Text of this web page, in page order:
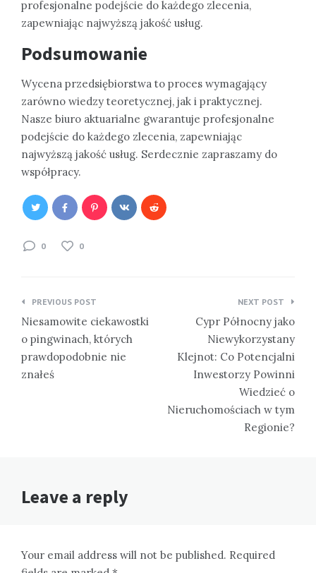
profesjonalne podejście do każdego zlecenia,
zapewniając najwyższą jakość usług.
Podsumowanie
Wycena przedsiębiorstwa to proces wymagający
zarówno wiedzy teoretycznej, jak i praktycznej.
Nasze biuro aktuarialne gwarantuje profesjonalne
podejście do każdego zlecenia, zapewniając
najwyższą jakość usług. Serdecznie zapraszamy do
współpracy.
0 0
Nawigacja
wpisu
PREVIOUS POST
Niesamowite ciekawostki
o pingwinach, których
prawdopodobnie nie
znałeś
NEXT POST
Cypr Północny jako
Niewykorzystany
Klejnot: Co Potencjalni
Inwestorzy Powinni
Wiedzieć o
Nieruchomościach w tym
Regionie?
Leave a reply
Your email address will not be published. Required